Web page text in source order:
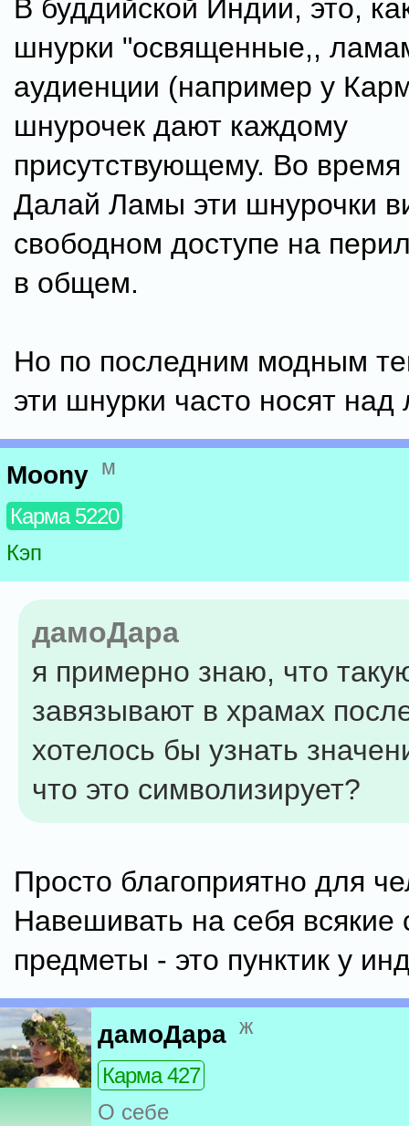
В буддийской Индии, это,
шнурки "освященные,,
аудиенции (например у
шнурочек дают каждому
присутствующему. Во
Далай Ламы эти шнурочки
свободном доступе на
в общем.
Но по последним модным
эти шнурки часто носят над
Moony м
Карма 5220
Кэп
дамоДара
я примерно знаю, что
завязывают в храмах
хотелось бы узнать
что это символизирует?
Просто благоприятно для
Навешивать на себя
предметы - это пунктик у
дамоДара ж
Карма 427
О себе